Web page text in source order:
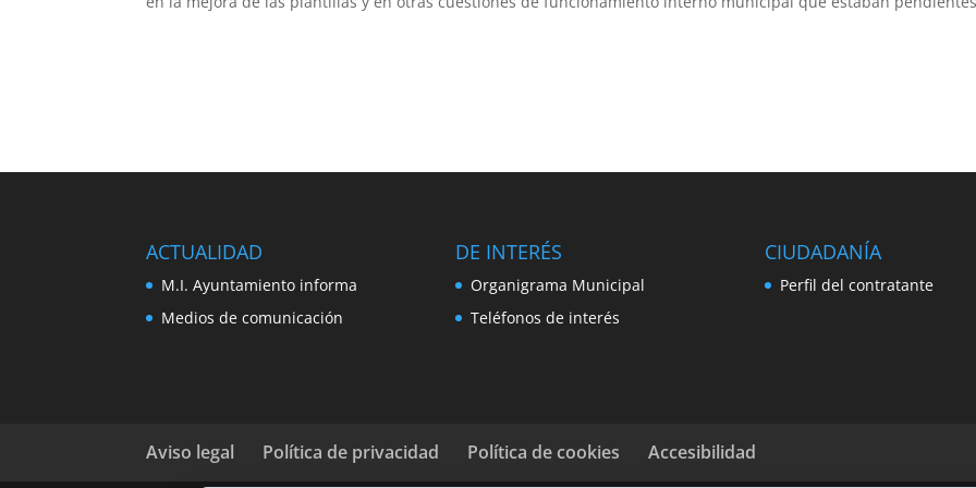
ACTUALIDAD
M.I. Ayuntamiento informa
Medios de comunicación
DE INTERÉS
Organigrama Municipal
Teléfonos de interés
CIUDADANÍA
Perfil del contratante
Aviso legal Política de privacidad Política de cookies Accesibilidad